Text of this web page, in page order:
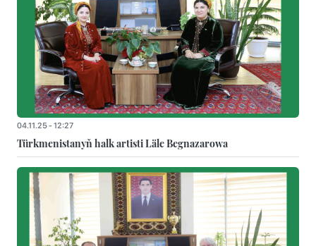
04.11.25 - 12:27
Türkmenistanyň halk artisti Läle Begnazarowa